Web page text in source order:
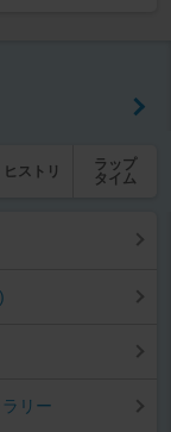
ヒストリ
ラップ
タイム
リー